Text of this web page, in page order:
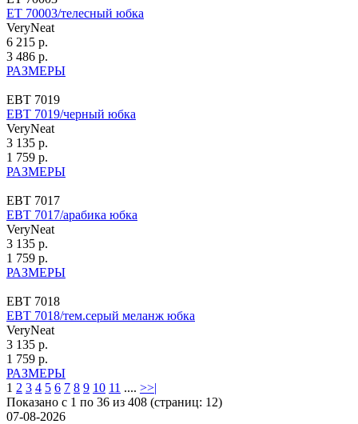
ЕТ 70003/телесный юбка
VeryNeat
6 215 р.
3 486 р.
РАЗМЕРЫ
ЕВТ 7019
ЕВТ 7019/черный юбка
VeryNeat
3 135 р.
1 759 р.
РАЗМЕРЫ
ЕВТ 7017
ЕВТ 7017/арабика юбка
VeryNeat
3 135 р.
1 759 р.
РАЗМЕРЫ
ЕВТ 7018
ЕВТ 7018/тем.серый меланж юбка
VeryNeat
3 135 р.
1 759 р.
РАЗМЕРЫ
1 2 3 4 5 6 7 8 9 10 11 .... >>|
Показано с 1 по 36 из 408 (страниц: 12)
07-08-2026